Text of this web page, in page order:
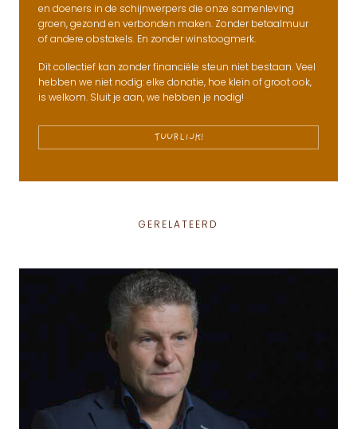
en doeners in de schijnwerpers die onze samenleving
groen, gezond en verbonden maken. Zonder betaalmuur
of andere obstakels. En zonder winstoogmerk.
Dit collectief kan zonder financiële steun niet bestaan. Veel
hebben we niet nodig: elke donatie, hoe klein of groot ook,
is welkom. Sluit je aan, we hebben je nodig!
TUURLIJK!
GERELATEERD